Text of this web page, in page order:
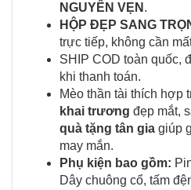
NGUYÊN VẸN .
HỘP ĐẸP SANG
trực tiếp, không cần
SHIP COD toàn quốc,
khi thanh toán.
Mèo thần tài thích hợp
khai trương đẹp mắt,
quà tặng tân gia giúp
may mắn.
Phụ kiện bao gồm:
Dây chuông cổ, tấm